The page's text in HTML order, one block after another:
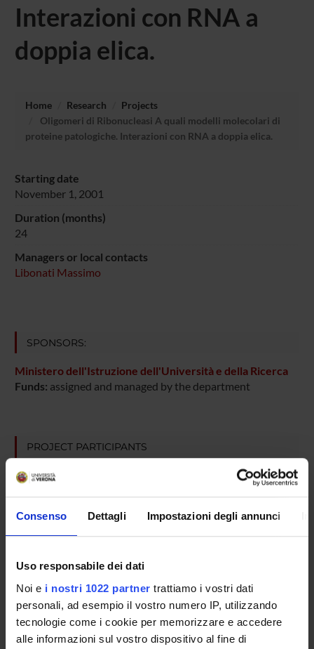
Consenso Dettagli Impostazioni degli annunci
Uso responsabile dei dati
Noi e i nostri 1022 partner trattiamo i vostri dati
personali, ad esempio il vostro numero IP, utilizzando
tecnologie come i cookie per memorizzare e accedere
alle informazioni sul vostro dispositivo al fine di
Interazioni con RNA a
doppia elica.
Home Research
Projects
Oligomeri di Ribonucleasi A quali modelli molecolari di
proteine patologiche. Interazioni con RNA a doppia elica.
Starting date
November 1, 2001
Duration (months)
24
Managers or local contacts
Libonati Massimo
SPONSORS:
Ministero dell'Istruzione dell'Università e della Ricerca
Funds: assigned and managed by the department
PROJECT PARTICIPANTS
Giovanni Gotte
Massimo Libonati
Francesca Vottariello
SECTIONS
Biological Chemistry Section